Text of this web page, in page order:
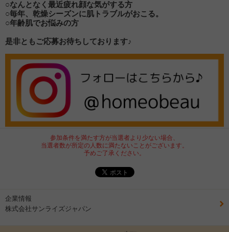
○なんとなく最近疲れ顔な気がする方
○毎年、乾燥シーズンに肌トラブルがおこる。
○年齢肌でお悩みの方
是非ともご応募お待ちしております♪
参加条件を満たす方が当選者より少ない場合、
当選者数が所定の人数に満たないことがございます。
予めご了承ください。
企業情報
株式会社サンライズジャパン